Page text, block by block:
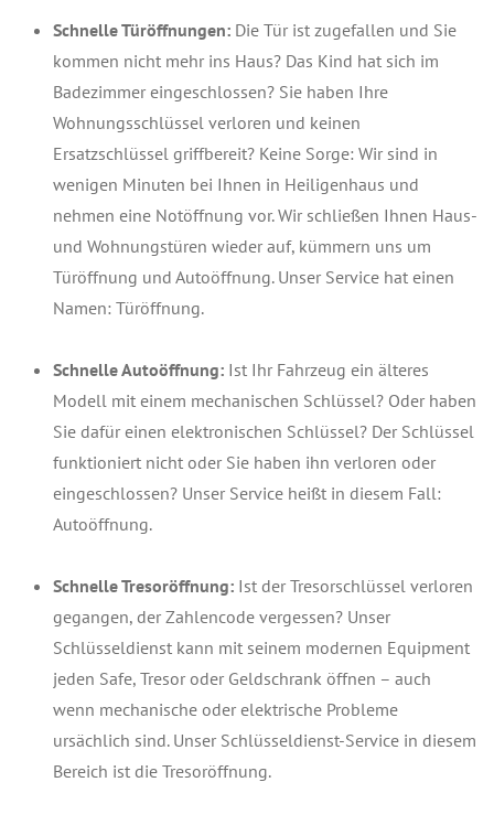
Schnelle Türöffnungen: Die Tür ist zugefallen und Sie
kommen nicht mehr ins Haus? Das Kind hat sich im
Badezimmer eingeschlossen? Sie haben Ihre
Wohnungsschlüssel verloren und keinen
Ersatzschlüssel griffbereit? Keine Sorge: Wir sind in
wenigen Minuten bei Ihnen in Heiligenhaus und
nehmen eine Notöffnung vor. Wir schließen Ihnen Haus-
und Wohnungstüren wieder auf, kümmern uns um
Türöffnung und Autoöffnung. Unser Service hat einen
Namen: Türöffnung.
Schnelle Autoöffnung: Ist Ihr Fahrzeug ein älteres
Modell mit einem mechanischen Schlüssel? Oder haben
Sie dafür einen elektronischen Schlüssel? Der Schlüssel
funktioniert nicht oder Sie haben ihn verloren oder
eingeschlossen? Unser Service heißt in diesem Fall:
Autoöffnung.
Schnelle Tresoröffnung: Ist der Tresorschlüssel verloren
gegangen, der Zahlencode vergessen? Unser
Schlüsseldienst kann mit seinem modernen Equipment
jeden Safe, Tresor oder Geldschrank öffnen – auch
wenn mechanische oder elektrische Probleme
ursächlich sind. Unser Schlüsseldienst-Service in diesem
Bereich ist die Tresoröffnung.